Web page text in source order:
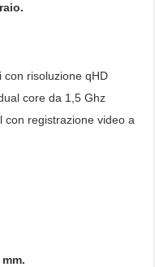
con risoluzione qHD
core da 1,5 Ghz
con registrazione video a